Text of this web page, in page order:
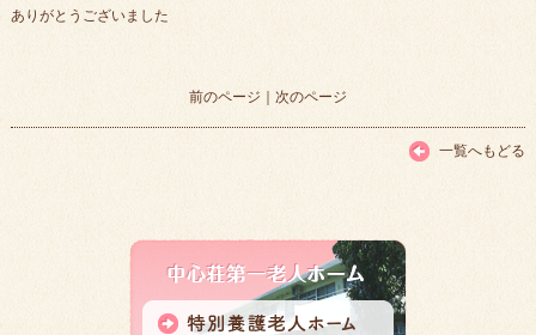
ありがとうございました
前のページ ｜ 次のページ
一覧へもどる